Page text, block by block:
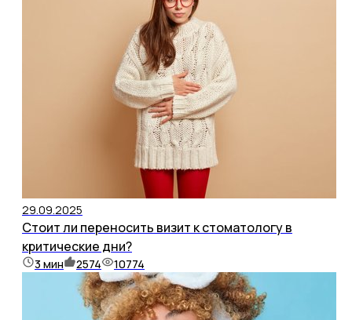
29.09.2025
Стоит ли переносить визит к стоматологу в
критические дни?
3 мин 2574 10774